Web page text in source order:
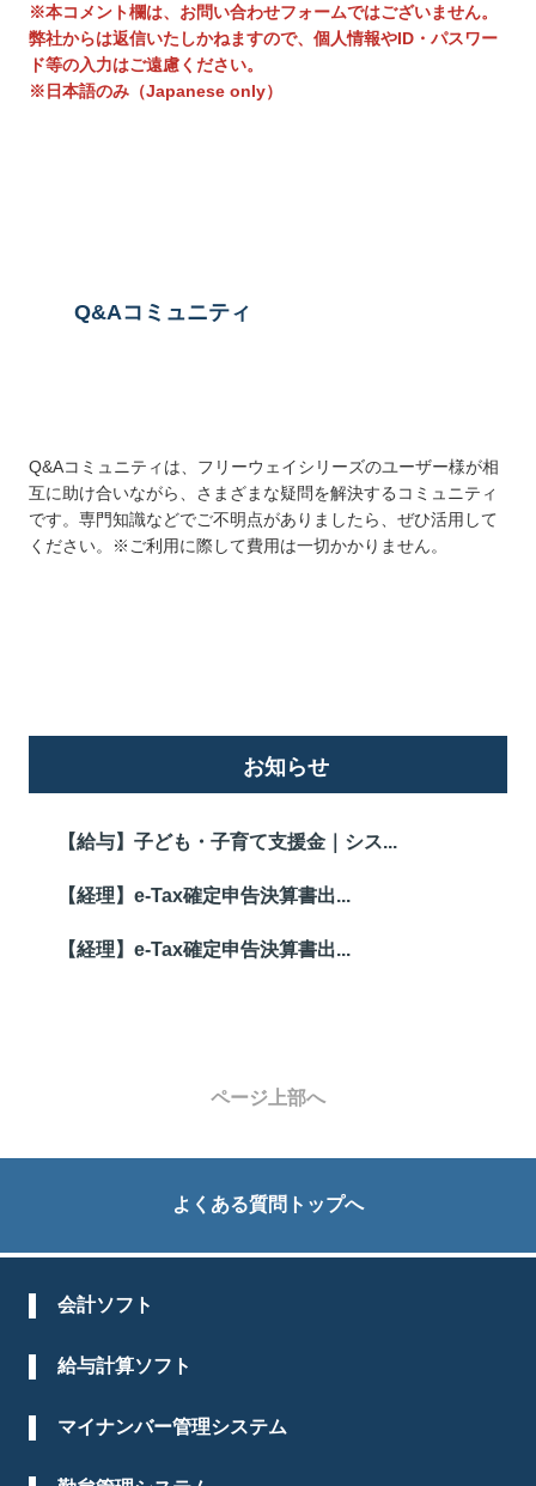
※本コメント欄は、お問い合わせフォームではございません。
弊社からは返信いたしかねますので、個人情報やID・パスワー
ド等の入力はご遠慮ください。
※日本語のみ（Japanese only）
Q&Aコミュニティ
Q&Aコミュニティは、フリーウェイシリーズのユーザー様が相
互に助け合いながら、さまざまな疑問を解決するコミュニティ
です。専門知識などでご不明点がありましたら、ぜひ活用して
ください。※ご利用に際して費用は一切かかりません。
お知らせ
【給与】子ども・子育て支援金｜シス...
【経理】e-Tax確定申告決算書出...
【経理】e-Tax確定申告決算書出...
ページ上部へ
よくある質問トップへ
会計ソフト
給与計算ソフト
マイナンバー管理システム